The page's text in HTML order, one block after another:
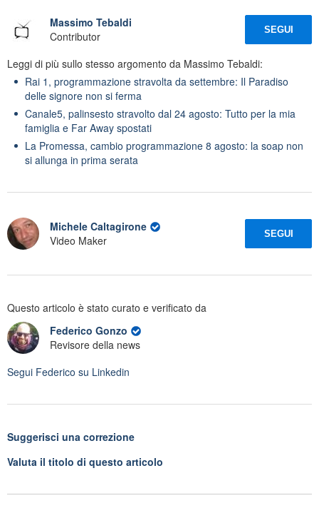
Massimo Tebaldi
Contributor
SEGUI
Leggi di più sullo stesso argomento da Massimo Tebaldi:
Rai 1, programmazione stravolta da settembre: Il Paradiso
delle signore non si ferma
Canale5, palinsesto stravolto dal 24 agosto: Tutto per la mia
famiglia e Far Away spostati
La Promessa, cambio programmazione 8 agosto: la soap non
si allunga in prima serata
Michele Caltagirone
Video Maker
SEGUI
Questo articolo è stato curato e verificato da
Federico Gonzo
Revisore della news
Segui Federico su Linkedin
Suggerisci una correzione
Valuta il titolo di questo articolo